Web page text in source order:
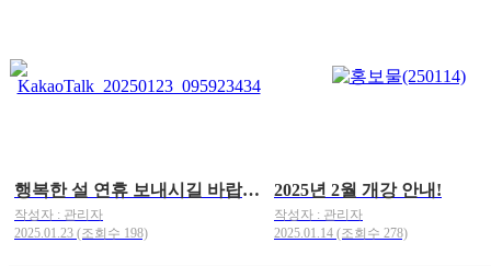
행복한 설 연휴 보내시길 바랍니다^^
작성자 : 관리자
2025.01.23 (조회수 198)
2025년 2월 개강 안내!
작성자 : 관리자
2025.01.14 (조회수 278)